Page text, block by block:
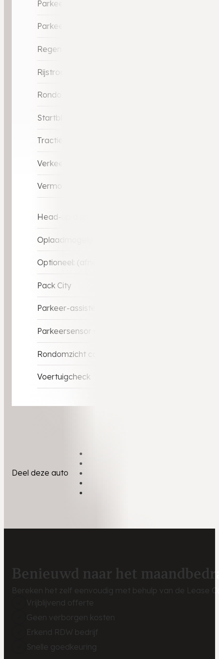
Parkeersensor achter
Parkeersensor voor
Regensensor
Rijstrooksensor met correctie
Rondomzicht camera
Startblokkering
Tractie Controle Systeem (TCS)
Verkeersbord detectie
Vermoeidheids herkenning
Head-up display
Oplaadmogelijkheid
Optioneel: (afneemebare) Trekhaak
Pack City
Parkeer-assistent
Parkeersensor voor
Rondomzicht camera
Voertuigcheck
Deel deze auto
Benieuwd naar het
Bereken het zelf eenvoudig met behulp van de Lease
Vrijblijvend offerte
Geen verborgen kosten
Erkend RDW bedrijf
Snelle goedkeuring